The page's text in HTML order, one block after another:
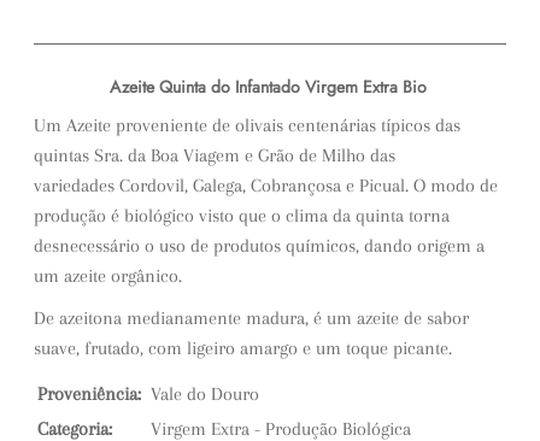
Azeite Quinta do Infantado Virgem Extra Bio
Um Azeite proveniente de olivais centenárias típicos das
quintas Sra. da Boa Viagem e Grão de Milho das
variedades Cordovil, Galega, Cobrançosa e Picual. O modo de
produção é biológico visto que o clima da quinta torna
desnecessário o uso de produtos químicos, dando origem a
um azeite orgânico.
De azeitona medianamente madura, é um azeite de sabor
suave, frutado, com ligeiro amargo e um toque picante.
Proveniência: Vale do Douro
Categoria:
Virgem Extra - Produção Biológica